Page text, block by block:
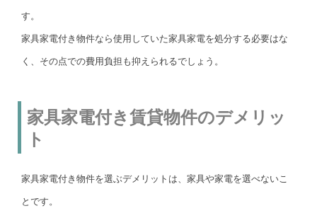
す。
家具家電付き物件なら使用していた家具家電を処分する必要はな
く、その点での費用負担も抑えられるでしょう。
家具家電付き賃貸物件のデメリッ
ト
家具家電付き物件を選ぶデメリットは、家具や家電を選べないこ
とです。